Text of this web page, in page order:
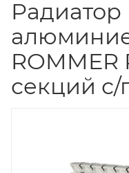
Радиатор
ROMMER
секций с/